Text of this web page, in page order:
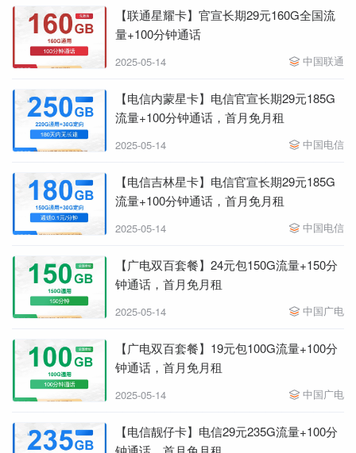
【联通星耀卡】官宣长期29元160G全国流
量+100分钟通话
2025-05-14 中国联通
【电信内蒙星卡】电信官宣长期29元185G
流量+100分钟通话，首月免月租
2025-05-14 中国电信
【电信吉林星卡】电信官宣长期29元185G
流量+100分钟通话，首月免月租
2025-05-14 中国电信
【广电双百套餐】24元包150G流量+150分
钟通话，首月免月租
2025-05-14 中国广电
【广电双百套餐】19元包100G流量+100分
钟通话，首月免月租
2025-05-14 中国广电
【电信靓仔卡】电信29元235G流量+100分